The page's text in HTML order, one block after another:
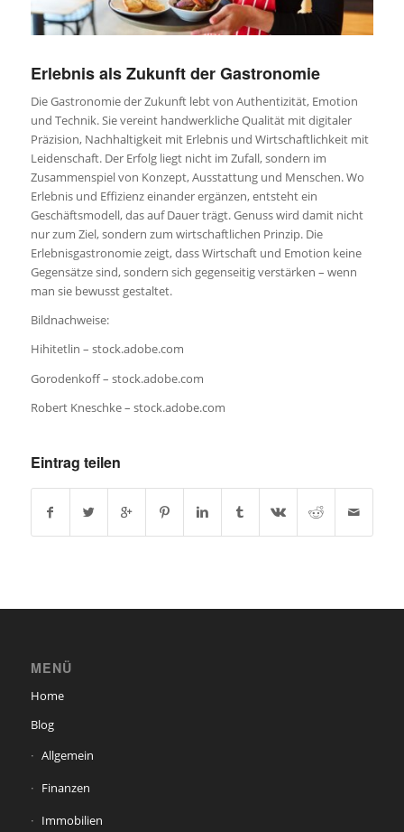
Erlebnis als Zukunft der Gastronomie
Die Gastronomie der Zukunft lebt von Authentizität, Emotion
und Technik. Sie vereint handwerkliche Qualität mit digitaler
Präzision, Nachhaltigkeit mit Erlebnis und Wirtschaftlichkeit mit
Leidenschaft. Der Erfolg liegt nicht im Zufall, sondern im
Zusammenspiel von Konzept, Ausstattung und Menschen. Wo
Erlebnis und Effizienz einander ergänzen, entsteht ein
Geschäftsmodell, das auf Dauer trägt. Genuss wird damit nicht
nur zum Ziel, sondern zum wirtschaftlichen Prinzip. Die
Erlebnisgastronomie zeigt, dass Wirtschaft und Emotion keine
Gegensätze sind, sondern sich gegenseitig verstärken – wenn
man sie bewusst gestaltet.
Bildnachweise:
Hihitetlin – stock.adobe.com
Gorodenkoff– stock.adobe.com
Robert Kneschke– stock.adobe.com
Eintrag teilen
MENÜ
Home
Blog
Allgemein
Finanzen
Immobilien